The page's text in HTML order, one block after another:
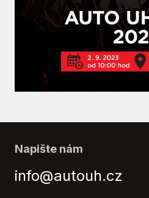
Napište nám
info@autouh.cz